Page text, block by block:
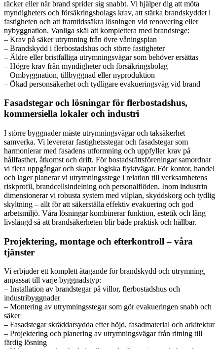
räcker eller när brand sprider sig snabbt. Vi hjälper dig att möta
myndigheters och försäkringsbolags krav, att stärka brandskyddet i
fastigheten och att framtidssäkra lösningen vid renovering eller
nybyggnation. Vanliga skäl att komplettera med brandstege:
– Krav på säker utrymning från övre våningsplan
– Brandskydd i flerbostadshus och större fastigheter
– Äldre eller bristfälliga utrymningsvägar som behöver ersättas
– Högre krav från myndigheter och försäkringsbolag
– Ombyggnation, tillbyggnad eller nyproduktion
– Ökad personsäkerhet och tydligare evakueringsväg vid brand
Fasadstegar och lösningar för flerbostadshus,
kommersiella lokaler och industri
I större byggnader måste utrymningsvägar och taksäkerhet
samverka. Vi levererar fastighetsstegar och fasadstegar som
harmonierar med fasadens utformning och uppfyller krav på
hållfasthet, åtkomst och drift. För bostadsrättsföreningar samordnar
vi flera uppgångar och skapar logiska flyktvägar. För kontor, handel
och lager planerar vi utrymningsstege i relation till verksamhetens
riskprofil, brandcellsindelning och personalflöden. Inom industrin
dimensionerar vi robusta system med vilplan, skyddskorg och tydlig
skyltning – allt för att säkerställa effektiv evakuering och god
arbetsmiljö. Våra lösningar kombinerar funktion, estetik och lång
livslängd så att brandsäkerheten blir både praktisk och hållbar.
Projektering, montage och efterkontroll – våra
tjänster
Vi erbjuder ett komplett åtagande för brandskydd och utrymning,
anpassat till varje byggnadstyp:
– Installation av brandstegar på villor, flerbostadshus och
industribyggnader
– Montering av utrymningsstegar som gör evakueringen snabb och
säker
– Fasadstegar skräddarsydda efter höjd, fasadmaterial och arkitektur
– Projektering och planering av utrymningsvägar från ritning till
färdig lösning